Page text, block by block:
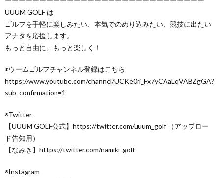
UUUM GOLF は
ゴルフを手軽に楽しみたい、本気でのめり込みたい、競技に出たい
アナタを応援します。
もっと自由に、もっと楽しく！
◉ウームゴルフチャンネル登録はこちら
https://www.youtube.com/channel/UCKe0ri_Fx7yCAaLqVABZgGA?
sub_confirmation=1
◉Twitter
【UUUM GOLF公式】https://twitter.com/uuum_golf （アップロー
ド告知用）
【なみき】https://twitter.com/namiki_golf
◉Instagram